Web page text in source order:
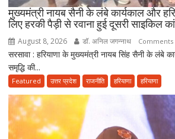
मुख्यमंत्री नायब सैनी के लंबे कार्यकाल और
लिए हरकी पैड़ी से रवाना हुई दूसरी साइकिल
August 8, 2026 डॉ. अनिल जगन्नाथ Comments
सरसावा : हरियाणा के मुख्यमंत्री नायब सिंह सैनी के लंबे
समृद्धि की...
Featured उत्तर प्रदेश राजनीति हरियाणा हरियाणा